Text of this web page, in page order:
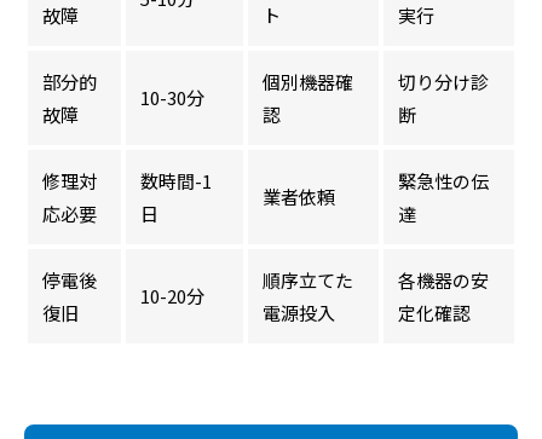
故障
ト
実行
部分的
故障
10-30分
個別機器確
認
切り分け診
断
修理対
応必要
数時間-1
日
業者依頼
緊急性の伝
達
停電後
復旧
10-20分
順序立てた
電源投入
各機器の安
定化確認